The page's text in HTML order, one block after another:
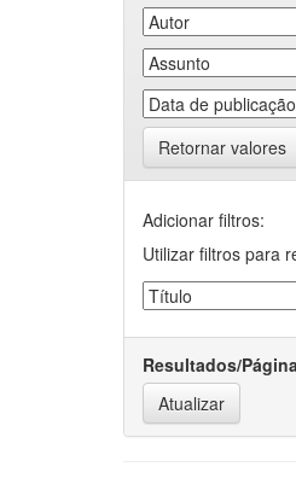
Retornar valores
Adicionar filtros:
Utilizar filtros para
Resultados/